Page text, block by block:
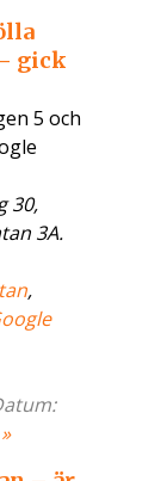
gick
5 och
30,
3A.
,